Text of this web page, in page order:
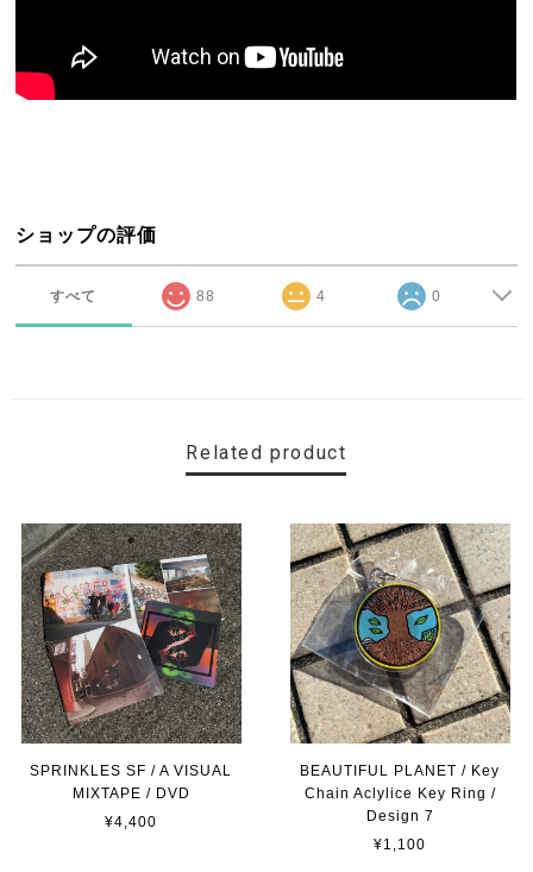
ショップの評価
すべて 88 4 0
Related product
SPRINKLES SF / A VISUAL
MIXTAPE / DVD
¥4,400
BEAUTIFUL PLANET / Key
Chain Aclylice Key Ring /
Design 7
¥1,100